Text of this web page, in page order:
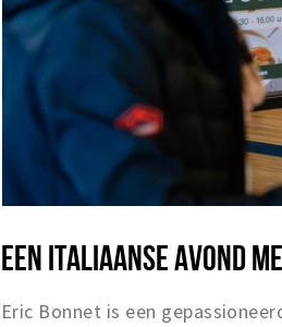
EEN ITALIAANSE AVOND
Eric Bonnet is een